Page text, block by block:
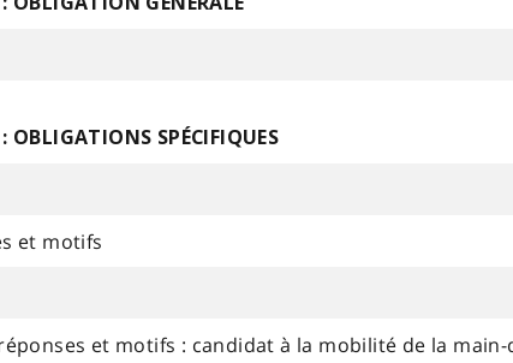
OBLIGATIONS SPÉCIFIQUES
et motifs
et motifs : candidat à la mobilité de la